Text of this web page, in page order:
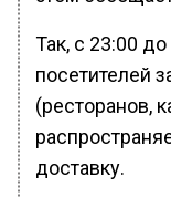
Так, с 23:00
посетителей
(ресторанов,
доставку.